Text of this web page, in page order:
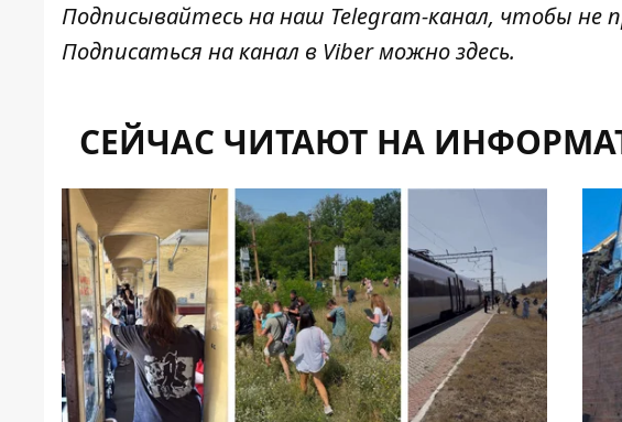
Подписывайтесь на наш Telegram-канал, чтобы не
Подписаться на канал в Viber можноздесь.
СЕЙЧАС ЧИТАЮТ НА